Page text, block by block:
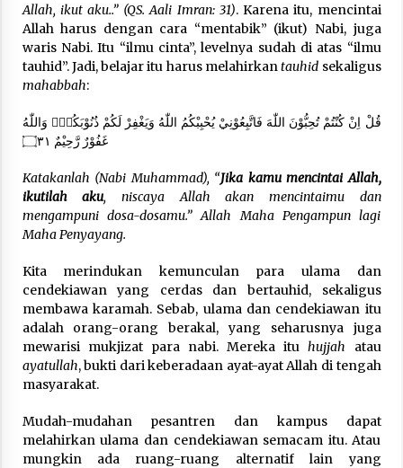
Allah, ikut aku..” (QS. Aali Imran: 31). Karena itu, mencintai
Allah harus dengan cara “mentabik” (ikut) Nabi, juga
waris Nabi. Itu “ilmu cinta”, levelnya sudah di atas “ilmu
tauhid”. Jadi, belajar itu harus melahirkantauhid sekaligus
mahabbah:
قُلْ اِنْ كُنْتُمْ تُحِبُّوْنَ اللّٰهَ فَاتَّبِعُوْنِيْ يُحْبِبْكُمُ اللّٰهُ وَيَغْفِرْ لَكُمْ ذُنُوْبَكُمْۗ وَاللّٰهُ
غَفُوْرٌ رَّحِيْمٌ ۝٣١
Katakanlah (Nabi Muhammad), “Jika kamu mencintai Allah,
ikutilah aku, niscaya Allah akan mencintaimu dan
mengampuni dosa-dosamu.” Allah Maha Pengampun lagi
Maha Penyayang.
Kita merindukan kemunculan para ulama dan
cendekiawan yang cerdas dan bertauhid, sekaligus
membawa karamah. Sebab, ulama dan cendekiawan itu
adalah orang-orang berakal, yang seharusnya juga
mewarisi mukjizat para nabi. Mereka ituhujjah atau
ayatullah, bukti dari keberadaan ayat-ayat Allah di tengah
masyarakat.
Mudah-mudahan pesantren dan kampus dapat
melahirkan ulama dan cendekiawan semacam itu. Atau
mungkin ada ruang-ruang alternatif lain yang